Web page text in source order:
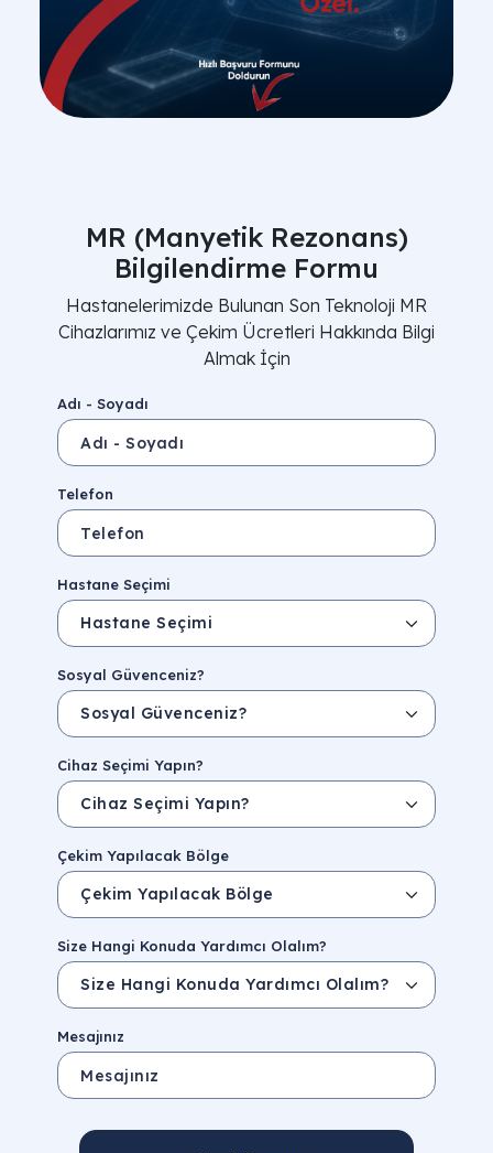
MR (Manyetik Rezonans)
Bilgilendirme Formu
Hastanelerimizde Bulunan Son Teknoloji MR
Cihazlarımız ve Çekim Ücretleri Hakkında Bilgi
Almak İçin
Adı - Soyadı
Telefon
Hastane Seçimi
Sosyal Güvenceniz?
Cihaz Seçimi Yapın?
Çekim Yapılacak Bölge
Size Hangi Konuda Yardımcı Olalım?
Mesajınız